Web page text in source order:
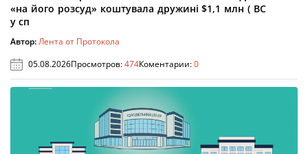
«на його розсуд» коштувала дружині $1,1 млн ( ВС
у сп
Автор:Лента от Протокола
05.08.2026Просмотров:474Коментарии:0